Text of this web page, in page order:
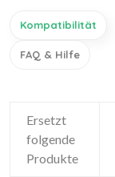
Kompatibilität
FAQ & Hilfe
Ersetzt
folgende
Produkte